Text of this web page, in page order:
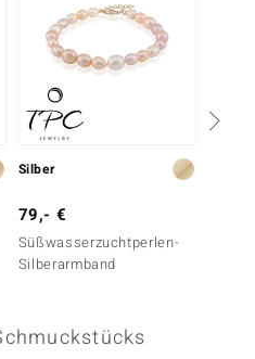
Silber
79,- €
Süßwasserzuchtperlen-
Silberarmband